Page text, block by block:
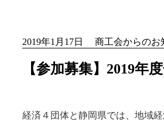
2019年1月17日 商工会からのお
【参加募集】2019年
経済４団体と静岡県では、地域